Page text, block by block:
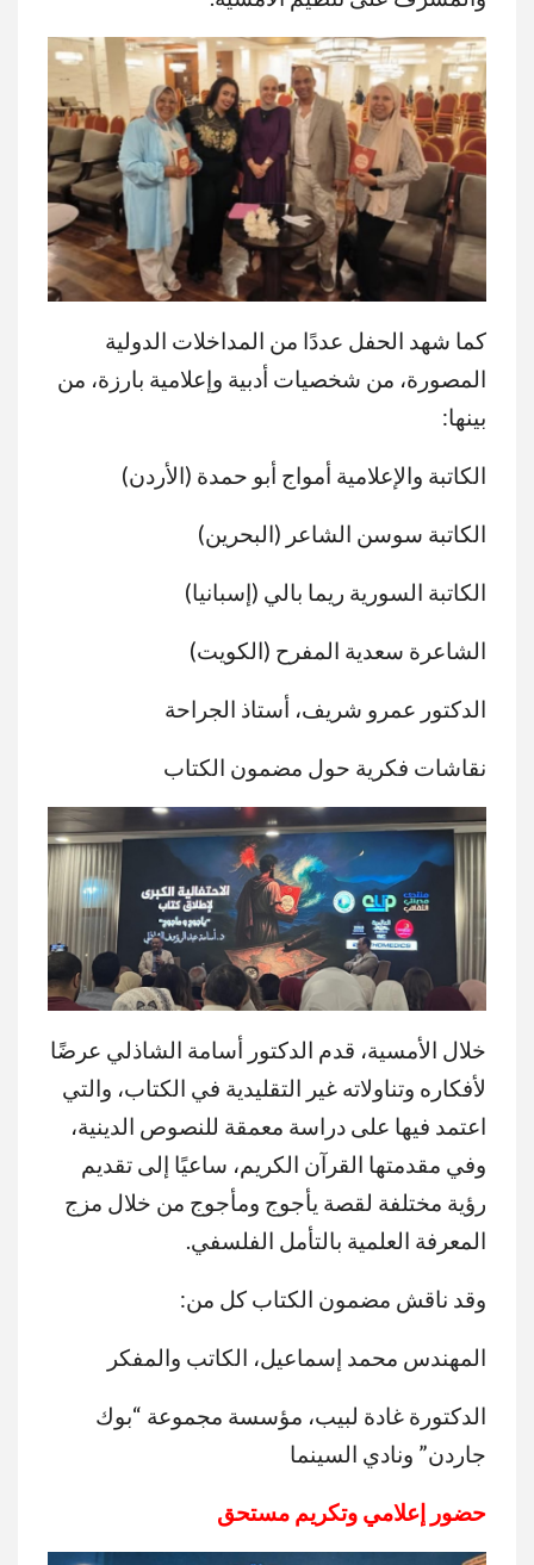
كما شهد الحفل عددًا من المداخلات الدولية
المصورة، من شخصيات أدبية وإعلامية بارزة، من
بينها:
الكاتبة والإعلامية أمواج أبو حمدة (الأردن)
الكاتبة سوسن الشاعر (البحرين)
الكاتبة السورية ريما بالي (إسبانيا)
الشاعرة سعدية المفرح (الكويت)
الدكتور عمرو شريف، أستاذ الجراحة
نقاشات فكرية حول مضمون الكتاب
خلال الأمسية، قدم الدكتور أسامة الشاذلي عرضًا
لأفكاره وتناولاته غير التقليدية في الكتاب، والتي
اعتمد فيها على دراسة معمقة للنصوص الدينية،
وفي مقدمتها القرآن الكريم، ساعيًا إلى تقديم
رؤية مختلفة لقصة يأجوج ومأجوج من خلال مزج
المعرفة العلمية بالتأمل الفلسفي.
وقد ناقش مضمون الكتاب كل من:
المهندس محمد إسماعيل، الكاتب والمفكر
الدكتورة غادة لبيب، مؤسسة مجموعة “بوك
جاردن” ونادي السينما
حضور إعلامي وتكريم مستحق